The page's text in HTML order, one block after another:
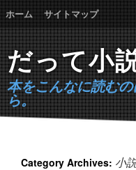
ホーム サイトマップ
だって小
本をこんなに読む
ら。
Category Archives: 小